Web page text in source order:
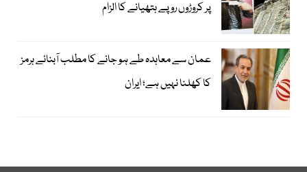
پر کروڑوں روپے ہتھیانے کا الزام
عمان سے معاہدہ طے ہو جانے کا مطلب آبنائے ہرمز
کا کھلنا نہیں ہے؛ ایران